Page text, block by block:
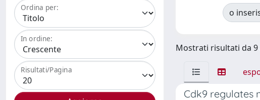
Ordina per:
In ordine:
Risultati/Pagina
o
Mostrati risultati da 9
Cdk9 regulates